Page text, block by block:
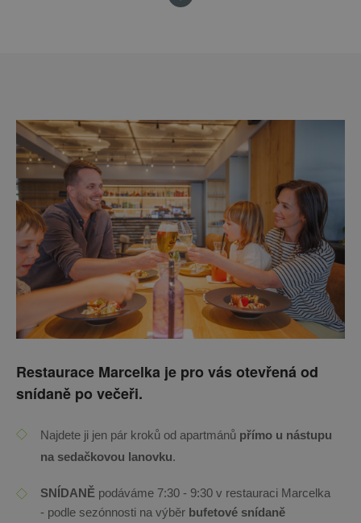
Restaurace Marcelka je pro vás otevřená od
snídaně po večeři.
​Najdete ji jen pár kroků od apartmánů přímo u nástupu
na sedačkovou lanovku.
SNÍDANĚ podáváme 7:30 - 9:30 v restauraci Marcelka
- podle sezónnosti na výběr bufetové snídaně